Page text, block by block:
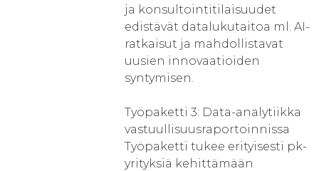
ja konsultointitilaisuudet
edistävät datalukutaitoa ml. AI-
ratkaisut ja mahdollistavat
uusien innovaatioiden
syntymisen.
Työpaketti 3: Data-analytiikka
vastuullisuusraportoinnissa
Työpaketti tukee erityisesti pk-
yrityksiä kehittämään